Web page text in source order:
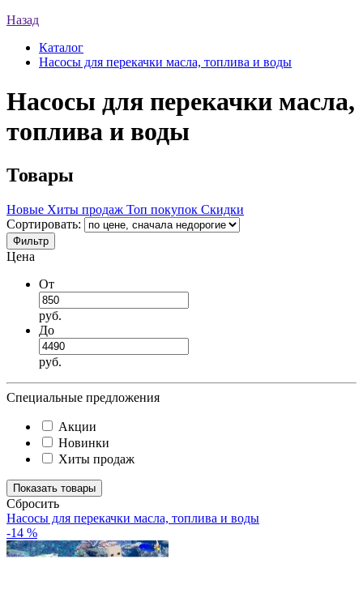
Назад
Каталог
Насосы для перекачки масла, топлива и воды
Насосы для перекачки масла,
топлива и воды
Товары
Новые Хиты продаж Топ покупок Скидки
Сортировать:
Фильтр
Цена
От
руб.
До
руб.
Специальные предложения
Акции
Новинки
Хиты продаж
Cбросить
Насосы для перекачки масла, топлива и воды
-14 %